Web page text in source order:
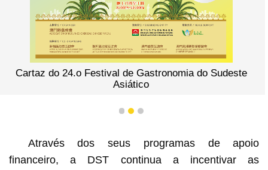
Cartaz do 24.o Festival de Gastronomia do Sudeste
Asiático
1 2 3
Através dos seus programas de apoio
financeiro, a DST continua a incentivar as